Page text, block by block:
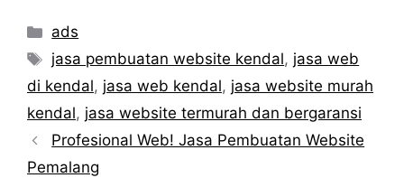
Categories
ads
Tags
jasa pembuatan website kendal, jasa web
di kendal, jasa web kendal, jasa website murah
kendal, jasa website termurah dan bergaransi
Profesional Web! Jasa Pembuatan Website
Pemalang